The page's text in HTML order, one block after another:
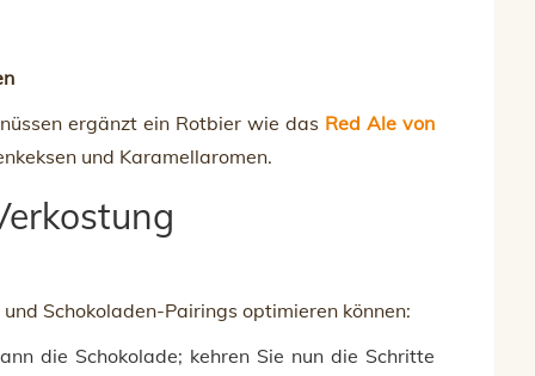
ergänzt ein Rotbier wie das Red Ale von
und Karamellaromen.
Schokoladen-Pairings optimieren können:
die Schokolade; kehren Sie nun die Schritte